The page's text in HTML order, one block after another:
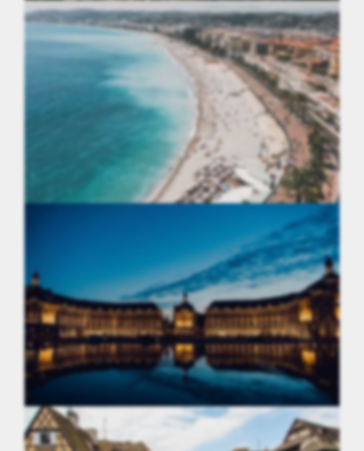
Auvergne-Rhône-Alpes
Provence-Alpes-Côte d'Azur
Nouvelle-Aquitaine